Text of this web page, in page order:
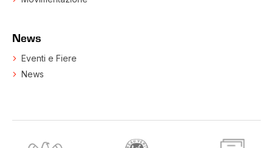
News
Eventi e Fiere
News